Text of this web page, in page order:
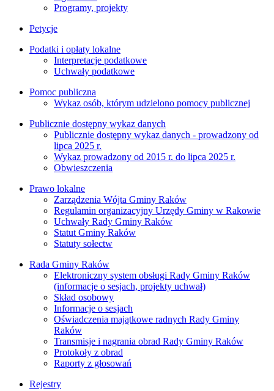
Programy, projekty
Petycje
Podatki i opłaty lokalne
Interpretacje podatkowe
Uchwały podatkowe
Pomoc publiczna
Wykaz osób, którym udzielono pomocy publicznej
Publicznie dostępny wykaz danych
Publicznie dostępny wykaz danych - prowadzony od
lipca 2025 r.
Wykaz prowadzony od 2015 r. do lipca 2025 r.
Obwieszczenia
Prawo lokalne
Zarządzenia Wójta Gminy Raków
Regulamin organizacyjny Urzędy Gminy w Rakowie
Uchwały Rady Gminy Raków
Statut Gminy Raków
Statuty sołectw
Rada Gminy Raków
Elektroniczny system obsługi Rady Gminy Raków
(informacje o sesjach, projekty uchwał)
Skład osobowy
Informacje o sesjach
Oświadczenia majątkowe radnych Rady Gminy
Raków
Transmisje i nagrania obrad Rady Gminy Raków
Protokoły z obrad
Raporty z głosowań
Rejestry